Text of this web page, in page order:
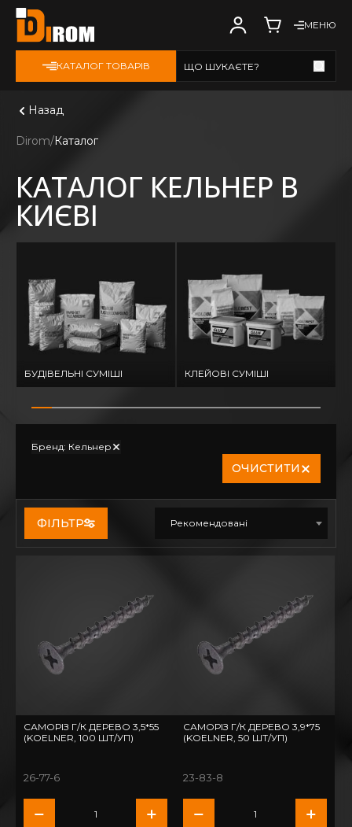
МЕНЮ
КАТАЛОГ ТОВАРІВ ЩО ШУКАЄТЕ?
Назад
Dirom Каталог
КАТАЛОГ КЕЛЬНЕР В
КИЄВІ
БУДІВЕЛЬНІ СУМІШІ КЛЕЙОВІ СУМІШІ
Бренд: Кельнер
ОЧИСТИТИ
ФІЛЬТР Рекомендовані
САМОРІЗ Г/К ДЕРЕВО 3,5*55
(KOELNER, 100 ШТ/УП)
26-77-6
САМОРІЗ Г/К ДЕРЕВО 3,9*75
(KOELNER, 50 ШТ/УП)
23-83-8